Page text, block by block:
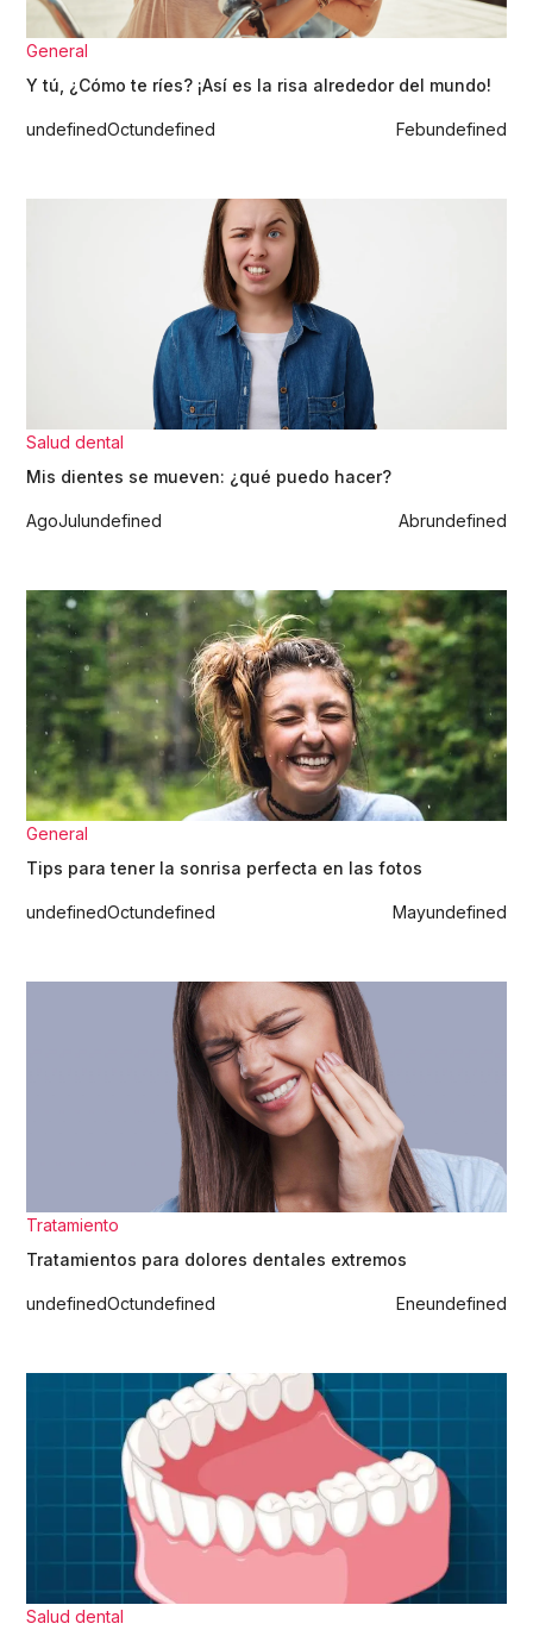
General
Y tú, ¿Cómo te ríes? ¡Así es la risa alrededor del mundo!
undefinedOctundefined Febundefined
Salud dental
Mis dientes se mueven: ¿qué puedo hacer?
AgoJulundefined Abrundefined
General
Tips para tener la sonrisa perfecta en las fotos
undefinedOctundefined Mayundefined
Tratamiento
Tratamientos para dolores dentales extremos
undefinedOctundefined Eneundefined
Salud dental